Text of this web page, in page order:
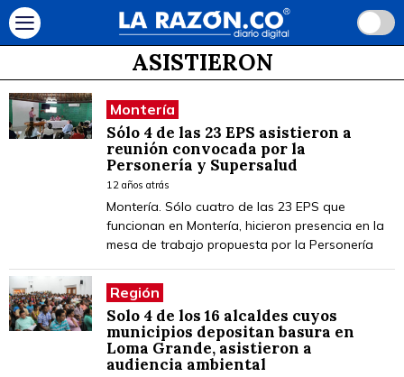
ASISTIERON
Montería
Sólo 4 de las 23 EPS asistieron a
reunión convocada por la
Personería y Supersalud
12 años atrás
Montería. Sólo cuatro de las 23 EPS que
funcionan en Montería, hicieron presencia en la
mesa de trabajo propuesta por la Personería
Región
Solo 4 de los 16 alcaldes cuyos
municipios depositan basura en
Loma Grande, asistieron a
audiencia ambiental